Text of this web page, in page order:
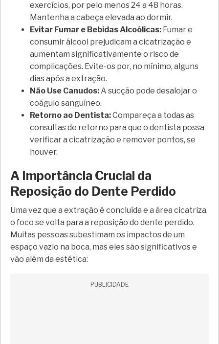
exercícios, por pelo menos 24 a 48 horas.
Mantenha a cabeça elevada ao dormir.
Evitar Fumar e Bebidas Alcoólicas: Fumar e
consumir álcool prejudicam a cicatrização e
aumentam significativamente o risco de
complicações. Evite-os por, no mínimo, alguns
dias após a extração.
Não Use Canudos:A sucção pode desalojar o
coágulo sanguíneo.
Retorno ao Dentista:Compareça a todas as
consultas de retorno para que o dentista possa
verificar a cicatrização e remover pontos, se
houver.
A Importância Crucial da
Reposição do Dente Perdido
Uma vez que a extração é concluída e a área cicatriza,
o foco se volta para a reposição do dente perdido.
Muitas pessoas subestimam os impactos de um
espaço vazio na boca, mas eles são significativos e
vão além da estética:
PUBLICIDADE